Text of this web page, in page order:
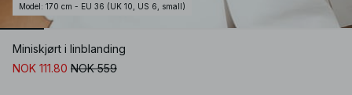
Model : 170 cm - EU 36 (UK 10, US 6, small)
Miniskjørt i linblanding
NOK 111.80 NOK 559